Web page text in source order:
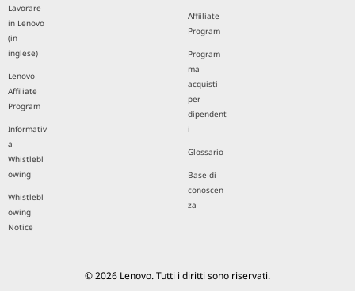
Lavorare
in Lenovo
(in
inglese)
Lenovo
Affiliate
Program
Informativ
a
Whistlebl
owing
Whistlebl
owing
Notice
Affiiliate
Program
Program
ma
acquisti
per
dipendent
i
Glossario
Base di
conoscen
za
© 2026 Lenovo. Tutti i diritti sono riservati.